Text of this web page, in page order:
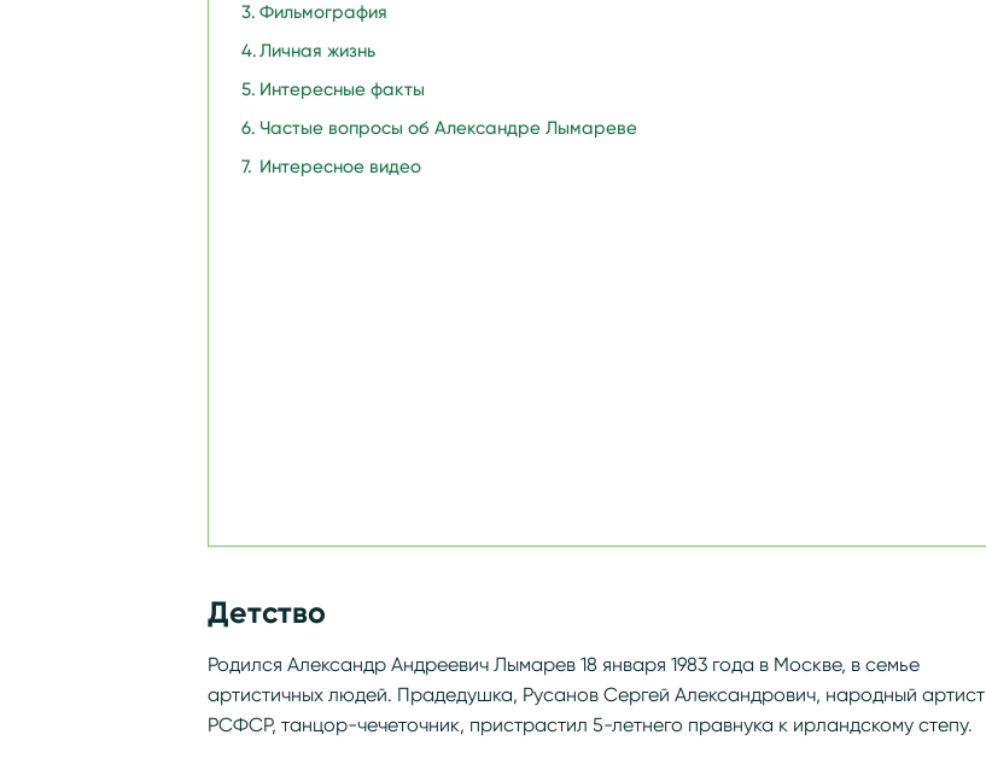
Фильмография
Личная жизнь
Интересные факты
Частые вопросы об Александре Лымареве
Интересное видео
Детство
Родился Александр Андреевич Лымарев 18 января 1983 года в Москве, в семье
артистичных людей. Прадедушка, Русанов Сергей Александрович, народный артист
РСФСР, танцор-чечеточник, пристрастил 5-летнего правнука к ирландскому степу.